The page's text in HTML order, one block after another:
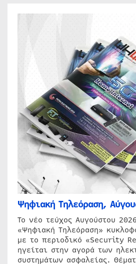
Ψηφιακή Τηλεόραση,
Το νέο τεύχος Αυγούστου
«Ψηφιακή Τηλεόραση»
με το περιοδικό «Security
ηγείται στην αγορά των
συστημάτων ασφαλείας.